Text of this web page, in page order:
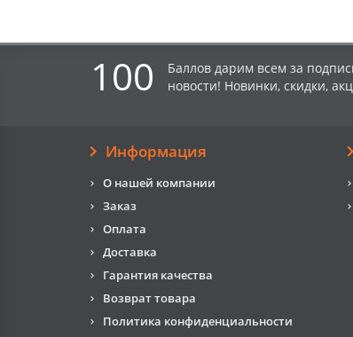
100
Баллов дарим всем за
новости! Новинки, скидки,
Информация
О нашей компании
Заказ
Оплата
Доставка
Гарантия качества
Возврат товара
Политика конфиденциальности